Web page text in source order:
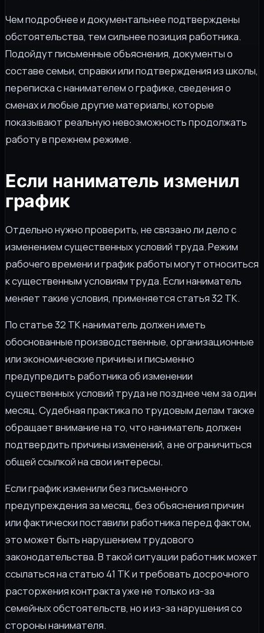
Чем подробнее и документальнее подтверждены
обстоятельства, тем сильнее позиция работника.
Подойдут письменные объяснения, документы о
составе семьи, справки или подтверждения из школы,
переписка с нанимателем о графике, сведения о
сменах и любые другие материалы, которые
показывают реальную невозможность продолжать
работу в прежнем режиме.
Если наниматель изменил
график
Отдельно нужно проверить, не связано ли дело с
изменением существенных условий труда. Режим
рабочего времени и график работы могут относиться
к существенным условиям труда. Если наниматель
меняет такие условия, применяется статья 32 ТК.
По статье 32 ТК наниматель должен иметь
обоснованные производственные, организационные
или экономические причины и письменно
предупредить работника об изменении
существенных условий труда не позднее чем за один
месяц. Судебная практика по трудовым делам также
обращает внимание на то, что наниматель должен
подтвердить причины изменений, а не ограничиться
общей ссылкой на свои интересы.
Если график изменили без письменного
предупреждения за месяц, без объяснения причин
или фактически поставили работника перед фактом,
это может быть нарушением трудового
законодательства. В такой ситуации работник может
ссылаться на статью 41 ТК и требовать досрочного
расторжения контракта уже не только из-за
семейных обстоятельств, но и из-за нарушения со
стороны нанимателя.